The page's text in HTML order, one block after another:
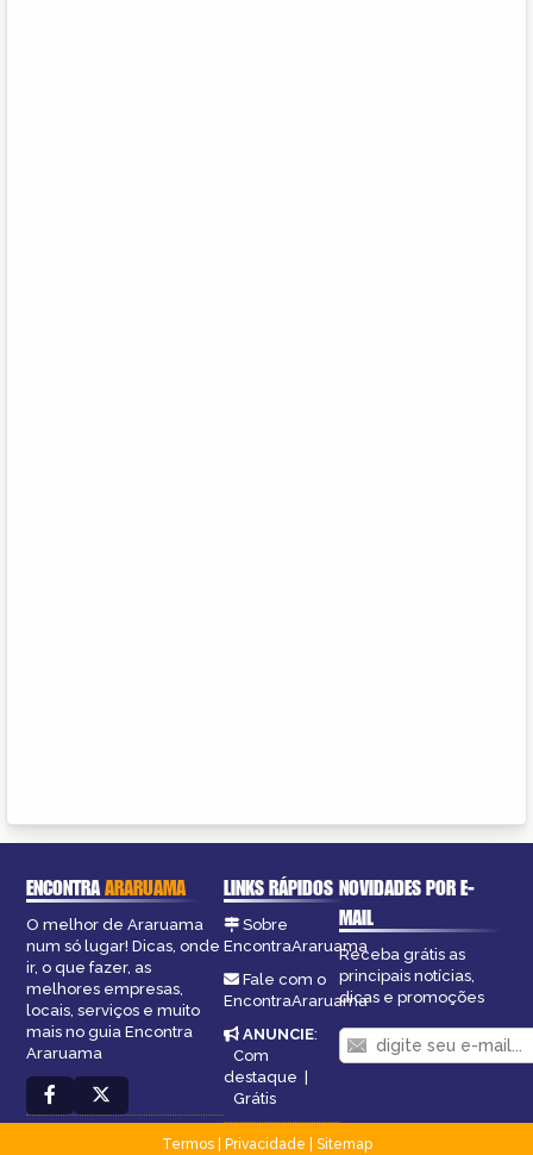
ENCONTRAARARUAMA
O melhor de Araruama
num só lugar! Dicas, onde
ir, o que fazer, as
melhores empresas,
locais, serviços e muito
mais no guia Encontra
Araruama
LINKS RÁPIDOS
Sobre
EncontraAraruama
Fale com o
EncontraAraruama
ANUNCIE:
Com
destaque
Grátis
NOVIDADES POR E-
MAIL
Receba grátis as
principais notícias,
dicas e promoções
Termos| Privacidade
Sitemap